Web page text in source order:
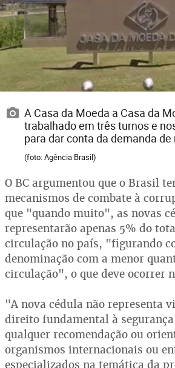
A Casa da Moeda a Casa da
trabalhado em três turnos e
para dar conta da demanda de
(foto: Agência Brasil)
O BC argumentou que o Brasil
mecanismos de combate à
que "quando muito", as novas
representarão apenas 5% do
circulação no país, "figurando
denominação com a menor
circulação", o que deve ocorrer
"A nova cédula não representa
direito fundamental à
qualquer recomendação ou
organismos internacionais ou
especializados na temática da